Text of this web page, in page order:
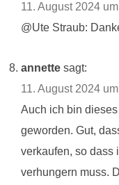
11. August 2024
@Ute Straub:
annette sagt:
11. August 2024
Auch ich bin
geworden. Gut,
verkaufen, so dass
verhungern muss.